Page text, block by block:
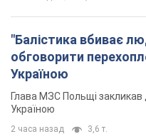
Податкова
чоловіків 18-60
Це потрібно для перевірки
3 часа назад 15,0 т.